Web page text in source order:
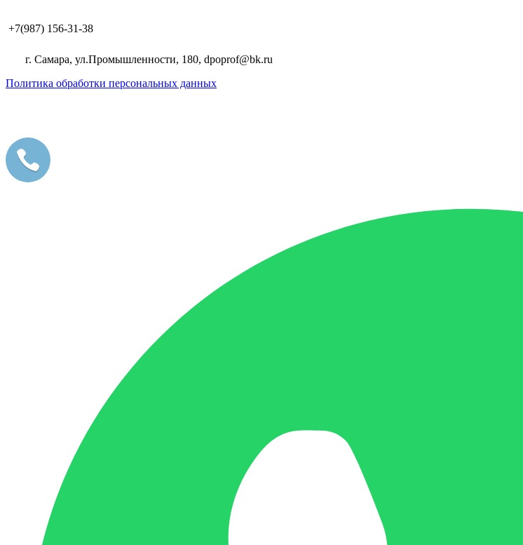
+7(987) 156-31-38
г. Самара, ул.Промышленности, 180, dpoprof@bk.ru
Политика обработки персональных данных